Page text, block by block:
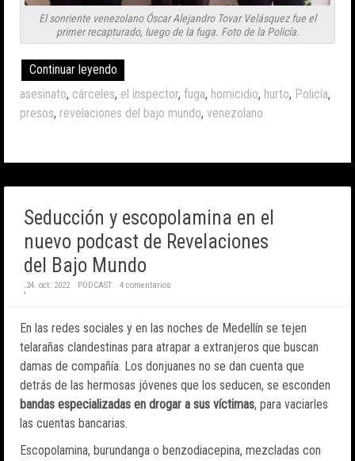
El sonriente venezolano Óscar Alejandro Tovar Velásquez fue el
primer recapturado, luego de la fuga. Foto de la Policía.
Continuar leyendo
asesinato, cárceles, el inspector, fuga, homicidio, hurto, Policía,
presos, revelaciones del bajo mundo, venezolano
Seducción y escopolamina en el
nuevo podcast de Revelaciones
del Bajo Mundo
;24. oct. 2022 PODCAST 4 comentarios
En las redes sociales y en las noches de Medellín se tejen
telarañas clandestinas para atrapar a extranjeros que buscan
damas de compañía. Los donjuanes no se dan cuenta que
detrás de las hermosas jóvenes que los seducen, se esconden
bandas especializadas en drogar a sus víctimas, para vaciarles
las cuentas bancarias.
Escopolamina, burundanga o benzodiacepina, mezcladas con